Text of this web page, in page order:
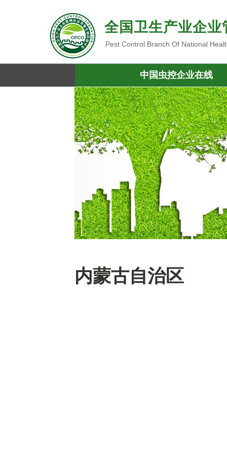
全国卫生产业企
Pest Control Branch Of National
中国虫控企业在线
内蒙古自治区